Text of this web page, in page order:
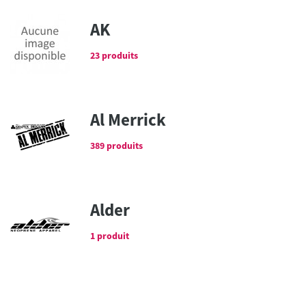
AK
23 produits
Al Merrick
389 produits
Alder
1 produit